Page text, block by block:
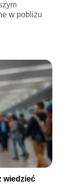
w pobliżu
wiedzieć